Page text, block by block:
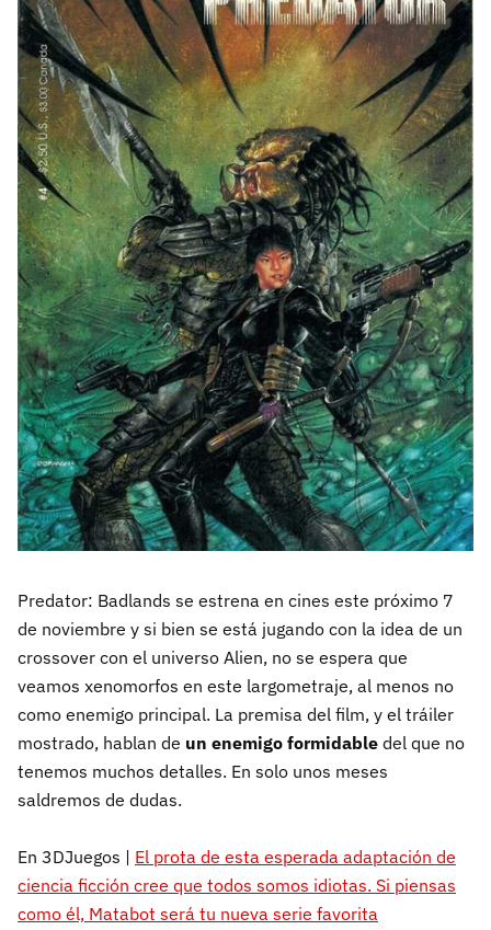
Predator: Badlands se estrena en cines este próximo 7
de noviembre y si bien se está jugando con la idea de un
crossover con el universo Alien, no se espera que
veamos xenomorfos en este largometraje, al menos no
como enemigo principal. La premisa del film, y el tráiler
mostrado, hablan de un enemigo formidable del que no
tenemos muchos detalles. En solo unos meses
saldremos de dudas.
En 3DJuegos | El prota de esta esperada adaptación de
ciencia ficción cree que todos somos idiotas. Si piensas
como él, Matabot será tu nueva serie favorita